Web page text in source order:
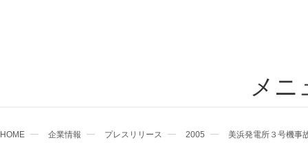
メニ
HOME 企業情報 プレスリリース 2005 美浜発電所３号機事